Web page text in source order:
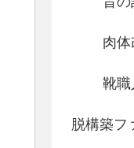
肉
靴職
脱構築フ